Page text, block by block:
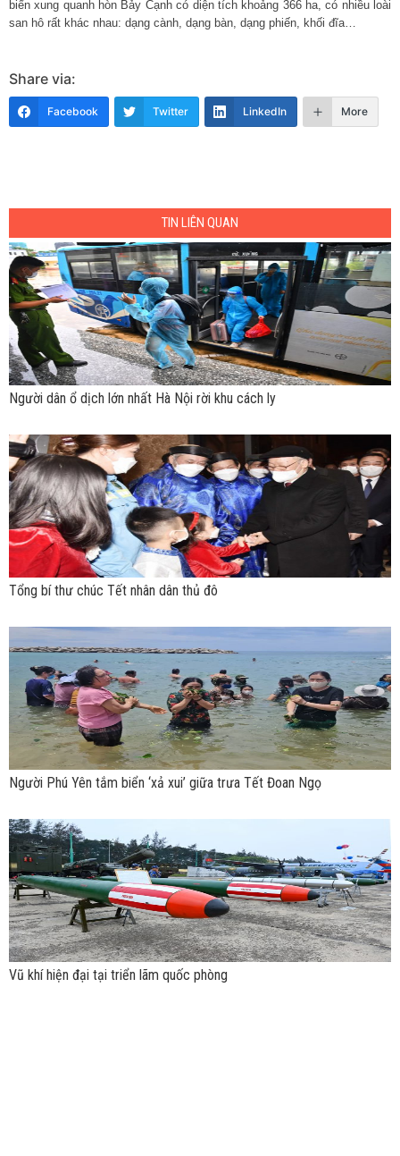
biển xung quanh hòn Bảy Cạnh có diện tích khoảng 366 ha, có nhiều loài
san hô rất khác nhau: dạng cành, dạng bàn, dạng phiến, khối đĩa…
Share via:
Facebook Twitter LinkedIn More
TIN LIÊN QUAN
Người dân ổ dịch lớn nhất Hà Nội rời khu cách ly
Tổng bí thư chúc Tết nhân dân thủ đô
Người Phú Yên tắm biển ‘xả xui’ giữa trưa Tết Đoan Ngọ
Vũ khí hiện đại tại triển lãm quốc phòng